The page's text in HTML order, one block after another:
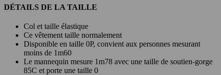
DÉTAILS DE LA TAILLE
Col et taille élastique
Ce vêtement taille normalement
Disponible en taille 0P, convient aux personnes mesurant
moins de 1m60
Le mannequin mesure 1m78 avec une taille de soutien-gorge
85C et porte une taille 0